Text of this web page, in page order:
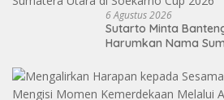
6 Agustus 2026
Sutarto Minta
Harumkan Nama